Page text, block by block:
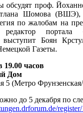
обсудят проф.
Шомова
по жалобам на
портала
Боян
Газеты.
19.00 часов
Дом
5 (Метро
до 5 декабря по